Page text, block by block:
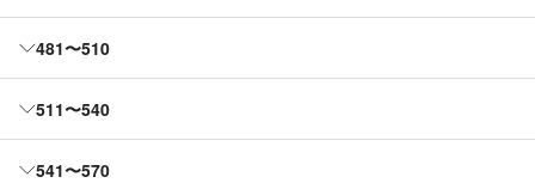
481〜510
511〜540
541〜570